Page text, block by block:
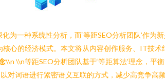
一种系统性分析，而‘等距SEO分析团队’作为
心的经济模式。本文将从内容创作服务、IT技
\\n \\n等距SEO分析团队基于‘等距算法’理念，平
词语进行紧密语义互联的方式，减少高竞争高